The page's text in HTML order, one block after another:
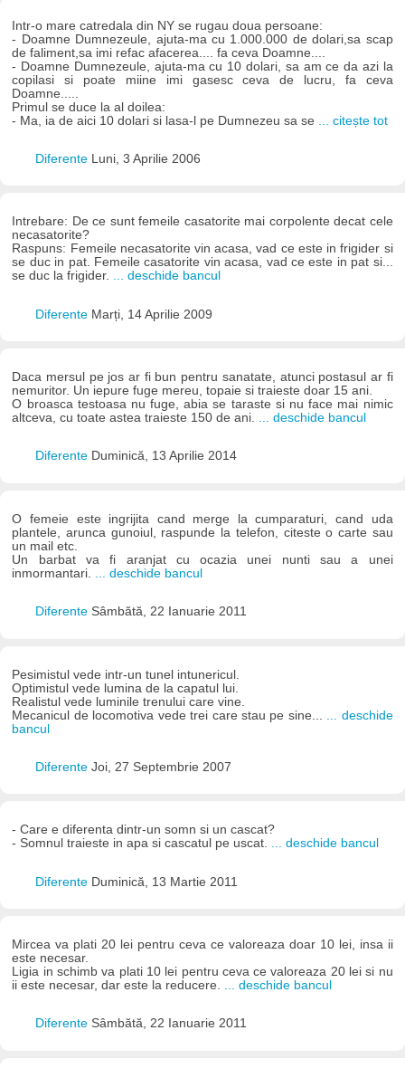
Intr-o mare catredala din NY se rugau doua persoane:
- Doamne Dumnezeule, ajuta-ma cu 1.000.000 de dolari,sa scap
de faliment,sa imi refac afacerea.... fa ceva Doamne....
- Doamne Dumnezeule, ajuta-ma cu 10 dolari, sa am ce da azi la
copilasi si poate miine imi gasesc ceva de lucru, fa ceva
Doamne.....
Primul se duce la al doilea:
- Ma, ia de aici 10 dolari si lasa-l pe Dumnezeu sa se
... citește tot
Diferente Luni, 3 Aprilie 2006
Intrebare: De ce sunt femeile casatorite mai corpolente decat cele
necasatorite?
Raspuns: Femeile necasatorite vin acasa, vad ce este in frigider si
se duc in pat. Femeile casatorite vin acasa, vad ce este in pat si...
se duc la frigider. ... deschide bancul
Diferente Marți, 14 Aprilie 2009
Daca mersul pe jos ar fi bun pentru sanatate, atunci postasul ar fi
nemuritor. Un iepure fuge mereu, topaie si traieste doar 15 ani.
O broasca testoasa nu fuge, abia se taraste si nu face mai nimic
altceva, cu toate astea traieste 150 de ani. ... deschide bancul
Diferente Duminică, 13 Aprilie 2014
O femeie este ingrijita cand merge la cumparaturi, cand uda
plantele, arunca gunoiul, raspunde la telefon, citeste o carte sau
un mail etc.
Un barbat va fi aranjat cu ocazia unei nunti sau a unei
inmormantari.
... deschide bancul
Diferente Sâmbătă, 22 Ianuarie 2011
Pesimistul vede intr-un tunel intunericul.
Optimistul vede lumina de la capatul lui.
Realistul vede luminile trenului care vine.
Mecanicul de locomotiva vede trei care stau pe sine...
... deschide
bancul
Diferente Joi, 27 Septembrie 2007
- Care e diferenta dintr-un somn si un cascat?
- Somnul traieste in apa si cascatul pe uscat. ... deschide bancul
Diferente Duminică, 13 Martie 2011
Mircea va plati 20 lei pentru ceva ce valoreaza doar 10 lei, insa ii
este necesar.
Ligia in schimb va plati 10 lei pentru ceva ce valoreaza 20 lei si nu
ii este necesar, dar este la reducere. ... deschide bancul
Diferente Sâmbătă, 22 Ianuarie 2011